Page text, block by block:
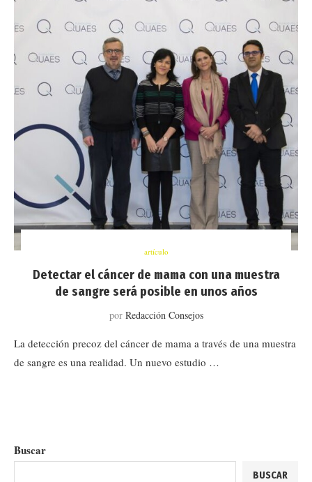
artículo
Detectar el cáncer de mama con una muestra
de sangre será posible en unos años
por Redacción Consejos
La detección precoz del cáncer de mama a través de una muestra
de sangre es una realidad. Un nuevo estudio …
Buscar
BUSCAR